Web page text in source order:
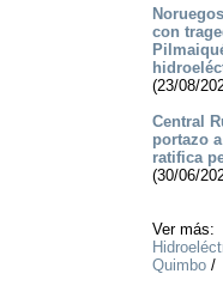
con
(23/08/
Central
portazo
ratifica
(30/06/
Ver más:
Quimbo/